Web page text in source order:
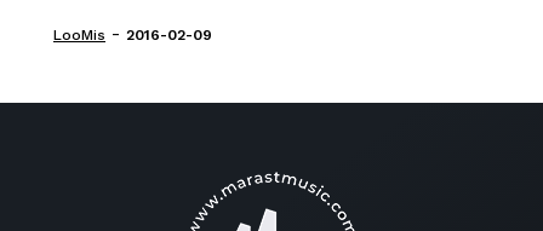
LooMis - 2016-02-09